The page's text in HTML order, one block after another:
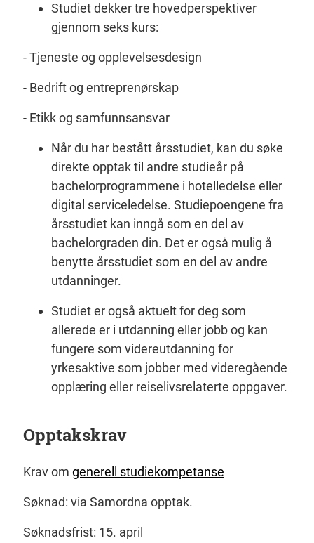
Studiet dekker tre hovedperspektiver
gjennom seks kurs:
- Tjeneste og opplevelsesdesign
- Bedrift og entreprenørskap
- Etikk og samfunnsansvar
Når du har bestått årsstudiet, kan du søke
direkte opptak til andre studieår på
bachelorprogrammene i hotelledelse eller
digital serviceledelse. Studiepoengene fra
årsstudiet kan inngå som en del av
bachelorgraden din. Det er også mulig å
benytte årsstudiet som en del av andre
utdanninger.
Studiet er også aktuelt for deg som
allerede er i utdanning eller jobb og kan
fungere som videreutdanning for
yrkesaktive som jobber med videregående
opplæring eller reiselivsrelaterte oppgaver.
Opptakskrav
Krav om generell studiekompetanse
Søknad: via Samordna opptak.
Søknadsfrist: 15. april